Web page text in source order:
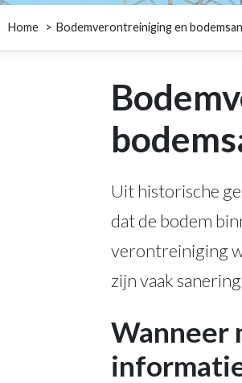
Home Bodemverontreiniging en
Uit historische
dat de bodem
verontreiniging
zijn vaak
Wanneer